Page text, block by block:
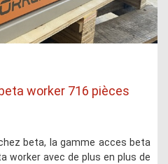
worker 716 pièces
beta, la gamme acces beta
worker avec de plus en plus de